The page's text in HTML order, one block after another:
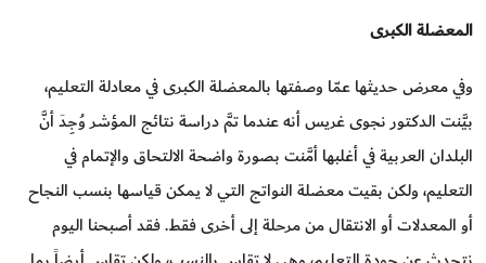
المعضلة الكبرى
وفي معرض حديثها عمّا وصفتها بالمعضلة الكبرى في معادلة التعليم،
بيَّنت الدكتور نجوى غريس أنه عندما تمَّ دراسة نتائج المؤشر وُجِدَ أنَّ
البلدان العربية في أغلبها أمَّنت بصورة واضحة الالتحاق والإتمام في
التعليم، ولكن بقيت معضلة النواتج التي لا يمكن قياسها بنسب النجاح
أو المعدلات أو الانتقال من مرحلة إلى أخرى فقط. فقد أصبحنا اليوم